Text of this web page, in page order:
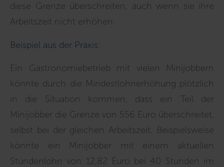
diese Grenze überschreiten, auch wenn sie ihre
Arbeitszeit nicht erhöhen.
Beispiel aus der Praxis:
Ein Gastronomiebetrieb mit vielen Minijobbern
könnte durch die Mindestlohnerhöhung plötzlich
in die Situation kommen, dass ein Teil der
Minijobber die Grenze von 556 Euro überschreitet,
selbst bei der gleichen Arbeitszeit. Beispielsweise
könnte ein Minijobber mit einem aktuellen
Stundenlohn von 12,82 Euro bei 40 Stunden im